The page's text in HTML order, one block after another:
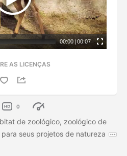
00:00 | 00:07
AS LICENÇAS
0
de zoológico, zoológico de
seus projetos de natureza